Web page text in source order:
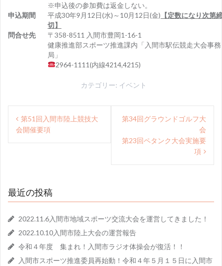
※申込後の参加費は返金しない。
申込期間
平成30年9月12日(水)～10月12日(金) 【定数になり次第
切】
問合せ先
〒358-8511 入間市豊岡1-16-1
健康推進部スポーツ推進課内「入間市駅伝競走大会事務
局」
2964-1111(内線4214,4215)
カテゴリー: イベント
投
稿
ゲ
ー
シ
ョ
ン
第51回入間市陸上競技大
会開催要項
第34回グラウンドゴルフ大
会
第23回ペタンク大会実施要
項
最近の投稿
2022.11.6入間市地域スポーツ交流大会を運営してきました！
2022.10.10入間市陸上大会の運営報告
令和４年度 集まれ！入間市ラジオ体操会が復活！！
入間市スポーツ推進委員再始動！令和４年５月１５日に入間市